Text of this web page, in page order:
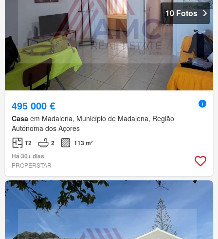
10 Fotos
495 000 €
Casa em Madalena, Município de Madalena, Região
Autónoma dos Açores
T2 2
113 m²
Há 30+ dias
PROPERSTAR